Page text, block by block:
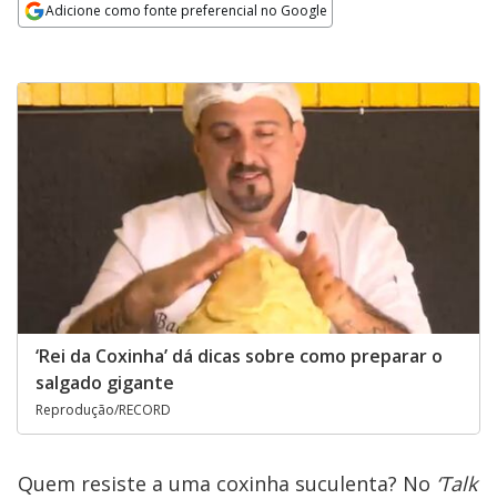
Adicione como fonte preferencial no Google
‘Rei da Coxinha’ dá dicas sobre como preparar o
salgado gigante
Reprodução/RECORD
Quem resiste a uma coxinha suculenta? No ‘Talk